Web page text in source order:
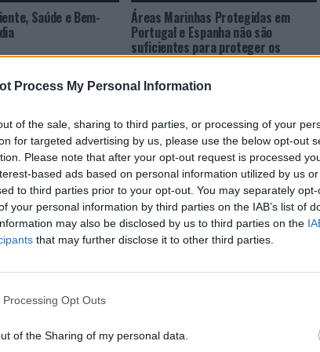
Process My Personal Information
of the sale, sharing to third parties, or processing of your
for targeted advertising by us, please use the below opt-out
Please note that after your opt-out request is processed
based ads based on personal information utilized by us
to third parties prior to your opt-out. You may separately
your personal information by third parties on the IAB’s list of
may also be disclosed by us to third parties on the
that may further disclose it to other third parties.
Opt Outs
of the Sharing of my personal data.
Saúde e Bem- Áreas Marinhas Protegidas em
Portugal e Espanha não são
suficientes para proteger os
cavalos-marinhos
PARA COMENTAR